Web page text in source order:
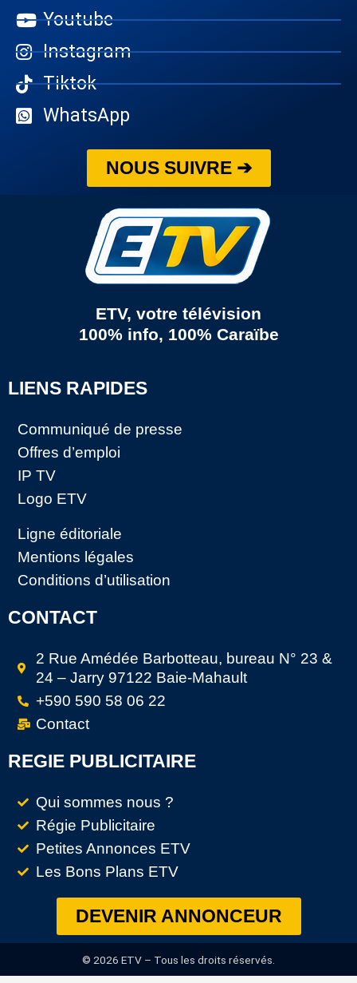
Youtube
Instagram
Tiktok
WhatsApp
NOUS SUIVRE ➔
ETV, votre télévision
100% info, 100% Caraïbe
LIENS RAPIDES
Communiqué de presse
Offres d’emploi
IP TV
Logo ETV
Ligne éditoriale
Mentions légales
Conditions d’utilisation
CONTACT
2 Rue Amédée Barbotteau, bureau N° 23 &
24 – Jarry 97122 Baie-Mahault
+590 590 58 06 22
Contact
REGIE PUBLICITAIRE
Qui sommes nous ?
Régie Publicitaire
Petites Annonces ETV
Les Bons Plans ETV
DEVENIR ANNONCEUR
© 2026 ETV – Tous les droits réservés.